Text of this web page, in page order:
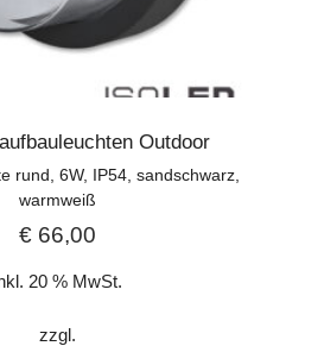
Outdoor
rund, 6W, IP54, sandschwarz,
warmweiß
€ 66,00
20 % MwSt.
zzgl.